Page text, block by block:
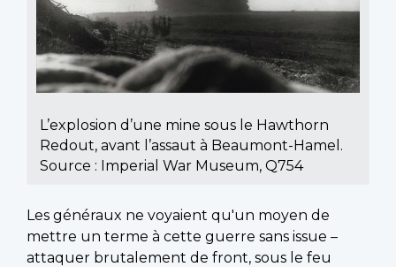
L’explosion d’une mine sous le Hawthorn
Redout, avant l’assaut à Beaumont-Hamel.
Source : Imperial War Museum, Q754
Les généraux ne voyaient qu'un moyen de
mettre un terme à cette guerre sans issue –
attaquer brutalement de front, sous le feu